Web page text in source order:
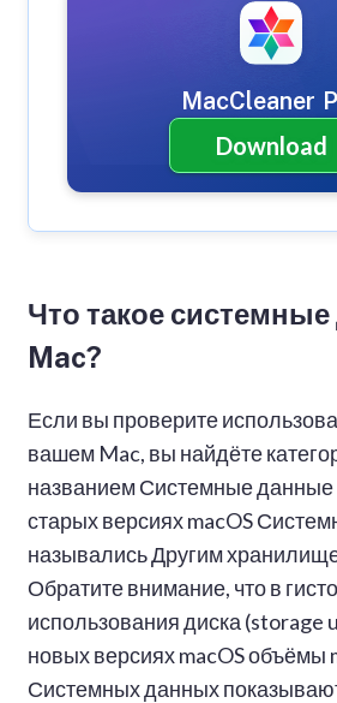
MacCleaner
Download
Что такое
Mac?
Если вы проверите
вашем Mac, вы найдёте
названием Системные данные
старых версиях macOS
назывались Другим
Обратите внимание, что в
использования диска (storage
новых версиях macOS объёмы
Системных данных